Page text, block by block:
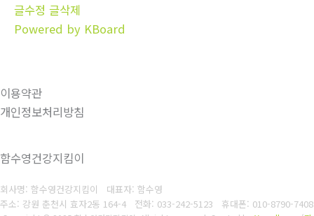
글수정 글삭제
Powered by KBoard
이용약관
개인정보처리방침
함수영건강지킴이
회사명: 함수영건강지킴이 대표자: 함수영
주소: 강원 춘천시 효자2동 164-4 전화: 033-242-5123 휴대폰: 010-8790-7408